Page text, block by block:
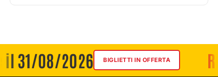
08/2026 BIGLIETTI IN OFFERTA